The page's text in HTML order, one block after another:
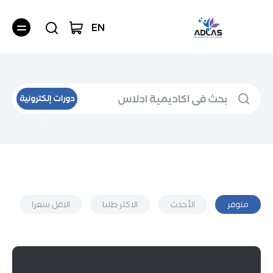
EN
دورات إلكترونية
متوفر الأحدث الاكثر طلبا الاقل سعرا